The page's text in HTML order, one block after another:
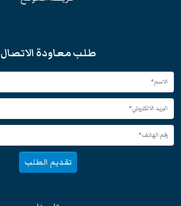
طلب معاودة الاتصال
تقديم الطلب